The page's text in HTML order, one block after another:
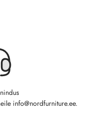
info@nordfurniture.ee.